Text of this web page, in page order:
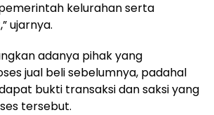
kelurahan serta
ujarnya.
adanya pihak yang
jual beli sebelumnya, padahal
bukti transaksi dan saksi yang
tersebut.